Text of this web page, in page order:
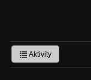
Aktivity